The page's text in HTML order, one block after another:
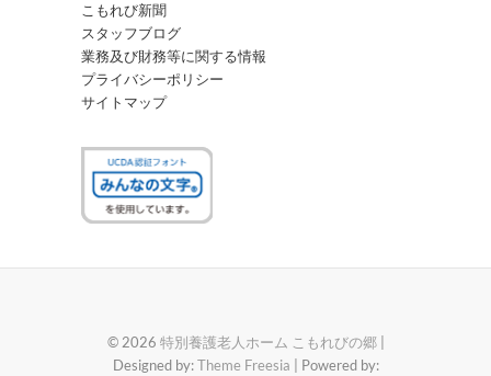
こもれび新聞
スタッフブログ
業務及び財務等に関する情報
プライバシーポリシー
サイトマップ
© 2026 特別養護老人ホーム こもれびの郷|
Designed by:Theme Freesia | Powered by: